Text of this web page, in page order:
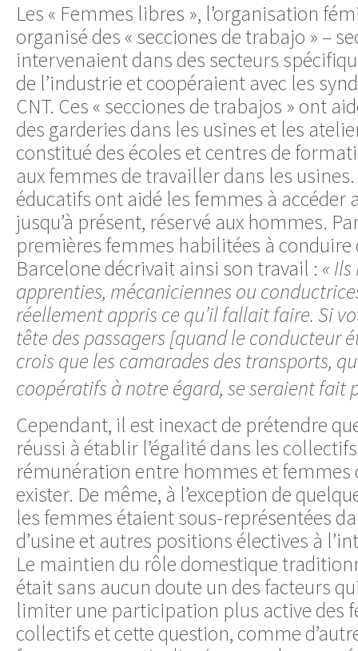
Les « Femmes libres », l’organisation
organisé des « secciones de trabajo » –
intervenaient dans des secteurs
de l’industrie et coopéraient avec les
CNT. Ces « secciones de trabajos » ont
des garderies dans les usines et les
constitué des écoles et centres de
aux femmes de travailler dans les
éducatifs ont aidé les femmes à accéder
jusqu’à présent, réservé aux hommes.
premières femmes habilitées à conduire
Barcelone décrivait ainsi son travail : «
apprenties, mécaniciennes ou
réellement appris ce qu’il fallait faire. Si
tête des passagers [quand le conducteur
crois que les camarades des transports,
coopératifs à notre égard, se seraient fait
Cependant, il est inexact de prétendre
réussi à établir l’égalité dans les
rémunération entre hommes et
exister. De même, à l’exception de
les femmes étaient sous-représentées
d’usine et autres positions électives à
Le maintien du rôle domestique
était sans aucun doute un des facteurs
limiter une participation plus active des
collectifs et cette question, comme